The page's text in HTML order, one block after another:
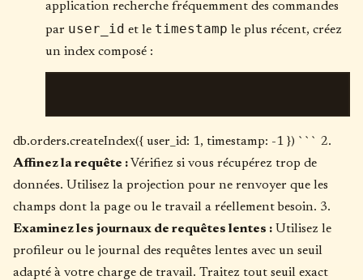
application recherche fréquemment des commandes
par user_id et le timestamp le plus récent, créez
un index composé :
db.orders.createIndex({ user_id: 1, timestamp: -1 }) ``` 2.
Affinez la requête :Vérifiez si vous récupérez trop de
données. Utilisez la projection pour ne renvoyer que les
champs dont la page ou le travail a réellement besoin. 3.
Examinez les journaux de requêtes lentes : Utilisez le
profileur ou le journal des requêtes lentes avec un seuil
adapté à votre charge de travail. Traitez tout seuil exact